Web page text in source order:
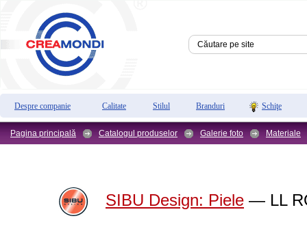
Despre companie Calitate Stilul Branduri Schiţe
Pagina principală Catalogul produselor Galerie foto Materiale
SIBU Design: Piele — LL